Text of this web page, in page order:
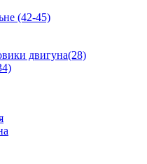
(42-45)
двигуна(28)